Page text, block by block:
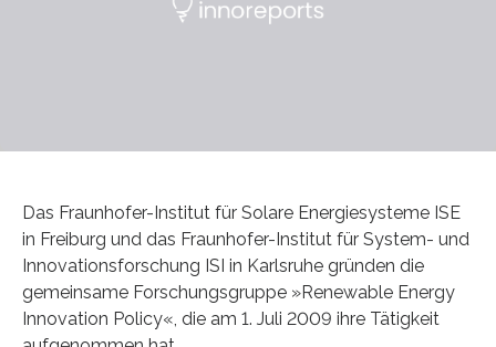
Das Fraunhofer-Institut für Solare Energiesysteme ISE
in Freiburg und das Fraunhofer-Institut für System- und
Innovationsforschung ISI in Karlsruhe gründen die
gemeinsame Forschungsgruppe »Renewable Energy
Innovation Policy«, die am 1. Juli 2009 ihre Tätigkeit